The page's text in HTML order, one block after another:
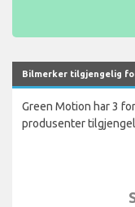
Bilmerker tilgjengelig
Green Motion har 3
produsenter